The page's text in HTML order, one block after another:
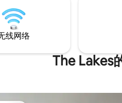
of having a place of your own with
to hotel services.
线网络
The Lakes